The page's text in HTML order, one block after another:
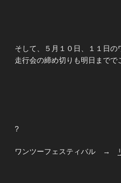
そして、５月１０日、１１日の
走行会の締め切りも明日までで
?
ワンツーフェスティバル →